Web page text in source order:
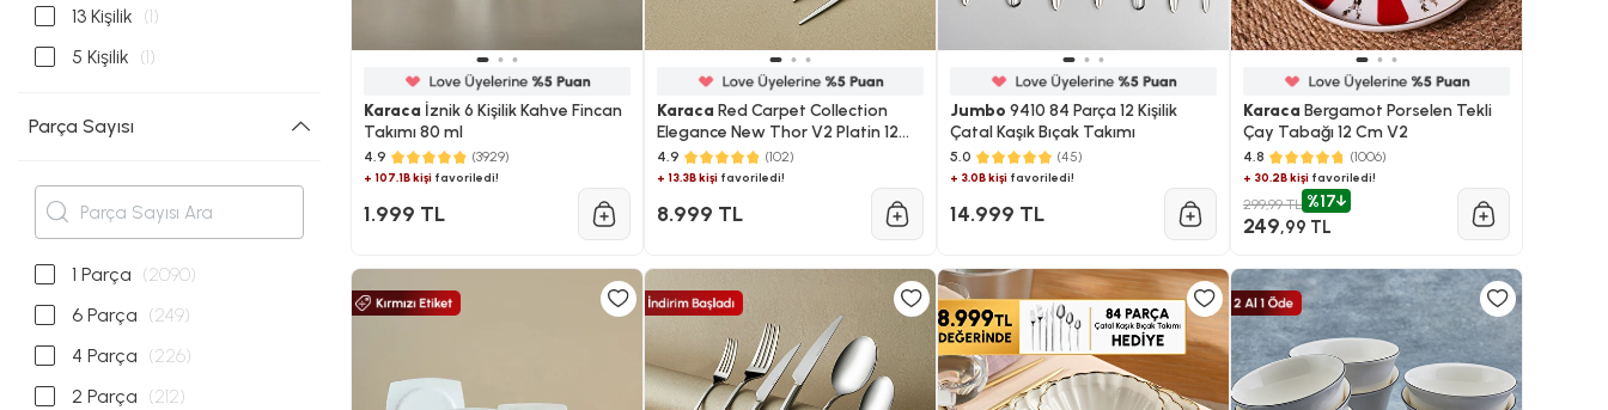
13 Kişilik (1)
5 Kişilik (1)
Parça Sayısı
1 Parça (2090)
6 Parça (249)
4 Parça (226)
2 Parça (212)
Karaca İznik 6 Kişilik Kahve Fincan
Takımı 80 ml
4.9 (3929)
+ 107.1B kişifavoriledi!
1.999 TL
Karaca Red Carpet Collection
Elegance New Thor V2 Platin 12
Kişilik 84 Parça Çatal Kaşık Bıçak
Takımı
4.9 (102)
+ 13.3B kişifavoriledi!
8.999 TL
Jumbo 9410 84 Parça 12 Kişilik
Çatal Kaşık Bıçak Takımı
5.0 (45)
+ 3.0B kişifavoriledi!
14.999 TL
Karaca Bergamot Porselen Tekli
Çay Tabağı 12 Cm V2
4.8 (1006)
+ 30.2B kişi favoriledi!
299,99 TL %17
249,99 TL